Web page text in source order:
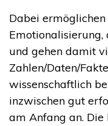
Dabei
Emotionalisierung,
und gehen damit
Zahlen/Daten/
wissenschaftlich
inzwischen gut
am Anfang an.